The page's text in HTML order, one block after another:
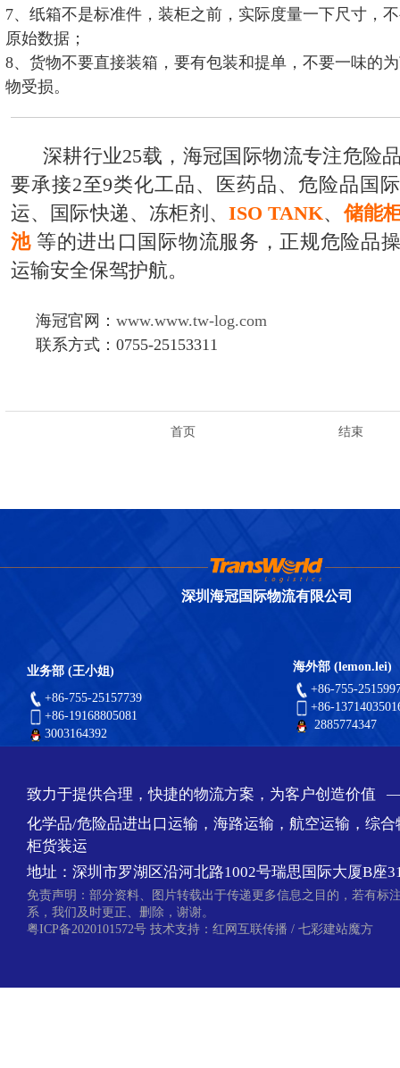
7、纸箱不是标准件，装柜之前，实际度量一下尺寸，
原始数据；
8、货物不要直接装箱，要有包装和提单，不要一味的
物受损。
深耕行业25载，海冠国际物流专注危险
要承接2至9类化工品、医药品、危险品国
运、国际快递、冻柜剂、ISO TANK、 储能
池等的进出口国际物流服务，正规危险品
运输安全保驾护航。
海冠官网： www.www.tw-log.com
联系方式：0755-25153311
首页 结束
深圳海冠国际物流有限公司
海外部 (lemon.lei)
+86-755-
+86-
2885774347
业务部 (王小姐)
+86-755-25157739
+86-19168805081
3003164392
致力于提供合理，快捷的物流方案，为客户创造
化学品/危险品进出口运输，海路运输，航空运输，综
柜货装运
地址：深圳市罗湖区沿河北路1002号瑞思国际大厦B座
免责声明：部分资料、图片转载出于传递更多信息之目的，若有标
系，我们及时更正、删除，谢谢。
粤ICP备2020101572号技术支持： 红网互联传播 / 七彩建站魔方